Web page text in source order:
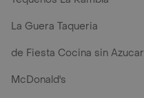
La Guera Taqueria
de Fiesta Cocina sin Azucar
McDonald's